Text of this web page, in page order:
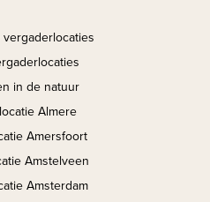
in de natuur
Almere
Amersfoort
Amstelveen
Amsterdam